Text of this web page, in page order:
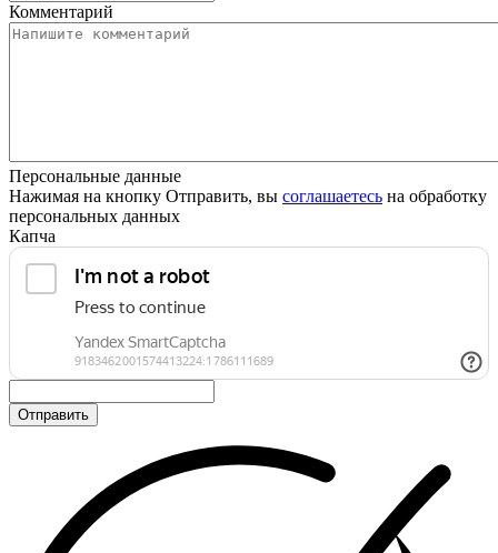
Комментарий
Персональные данные
Нажимая на кнопку Отправить, вы соглашаетесь на обработку
персональных данных
Капча
Отправить